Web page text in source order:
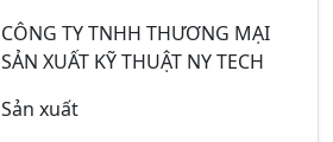
CÔNG TY TNHH THƯƠNG MẠI
SẢN XUẤT KỸ THUẬT NY TECH
Sản xuất